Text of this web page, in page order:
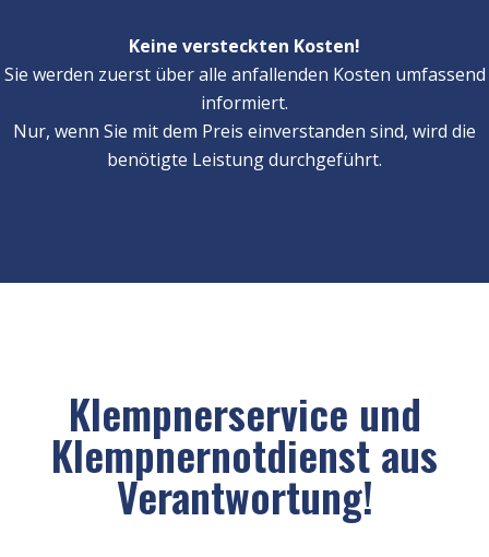
Keine versteckten Kosten!
Sie werden zuerst über alle anfallenden Kosten umfassend
informiert.
Nur, wenn Sie mit dem Preis einverstanden sind, wird die
benötigte Leistung durchgeführt.
Klempnerservice und
Klempnernotdienst aus
Verantwortung!